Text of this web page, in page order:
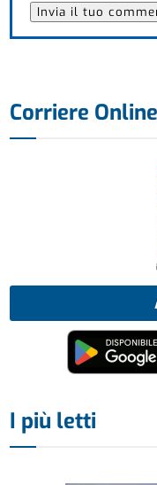
Corriere Online
I più letti